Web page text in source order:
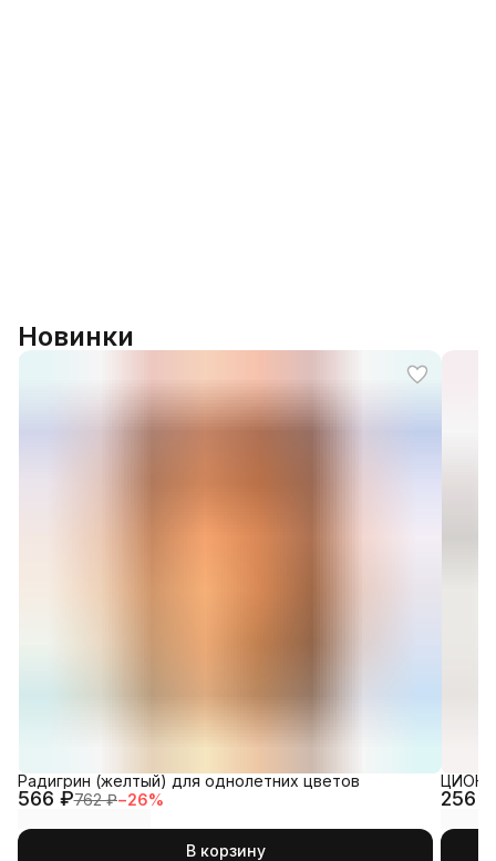
Новинки
566 ₽762 ₽−26%
Радигрин (желтый) для однолетних цветов
В корзину
256 ₽
ЦИОН